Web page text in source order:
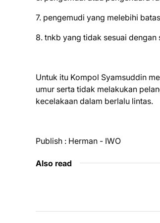
7. pengemudi yang melebihi
8. tnkb yang tidak sesuai
Untuk itu Kompol Syamsuddin
umur serta tidak melakukan
kecelakaan dalam berlalu lintas.
Publish : Herman - IWO
Also read